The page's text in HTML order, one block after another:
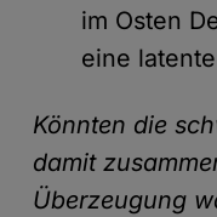
im Osten
eine
Könnten die
damit
Überzeugung